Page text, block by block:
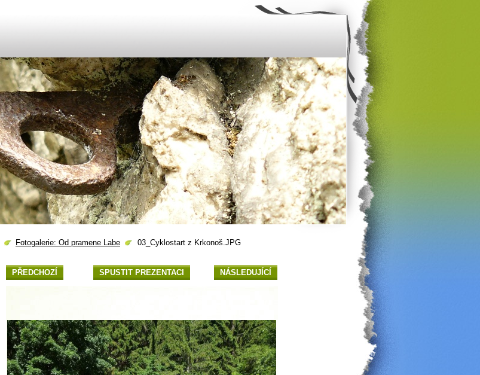
Fotogalerie: Od pramene Labe 03_Cyklostart z Krkonoš.JPG
PŘEDCHOZÍ SPUSTIT PREZENTACI NÁSLEDUJÍCÍ